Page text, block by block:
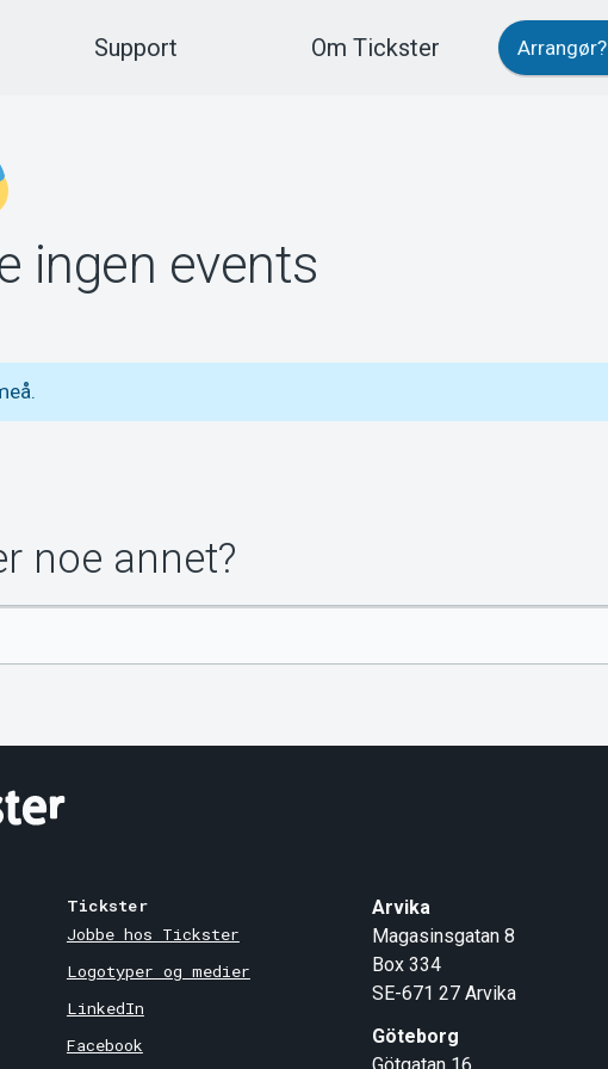
Support Om Tickster Arrangør?
ingen events
noe annet?
Tickster
Jobbe hos Tickster
Logotyper og medier
LinkedIn
Facebook
Arvika
Magasinsgatan 8
Box 334
SE-671 27 Arvika
Göteborg